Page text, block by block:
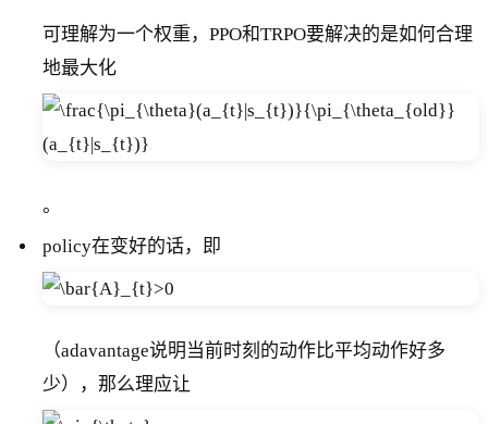
可理解为一个权重，PPO和TRPO要解决的是如何合理
地最大化
。
policy在变好的话，即
（adavantage说明当前时刻的动作比平均动作好多
少），那么理应让